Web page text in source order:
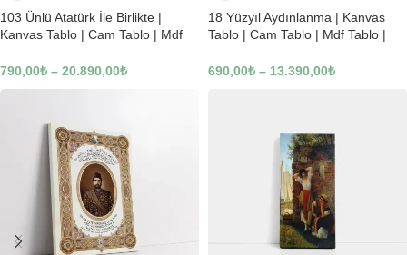
103 Ünlü Atatürk İle Birlikte |
Kanvas Tablo | Cam Tablo | Mdf
790,00₺ – 20.890,00₺
18 Yüzyıl Aydınlanma | Kanvas
Tablo | Cam Tablo | Mdf Tablo |
690,00₺ – 13.390,00₺